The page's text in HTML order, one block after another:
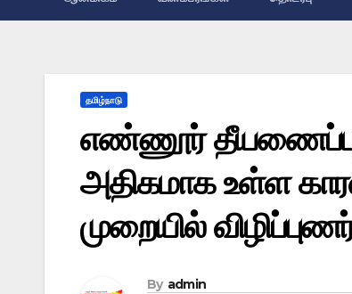
தமிழ்நாடு
எண்ணூர் தீயணைப்பு
அதிகமாக உள்ள
முறையில்
By admin